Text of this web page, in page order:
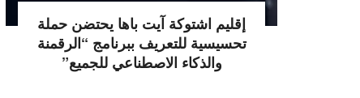
إقليم اشتوكة آيت باها يحتضن حملة
تحسيسية للتعريف ببرنامج “الرقمنة
والذكاء الاصطناعي للجميع”